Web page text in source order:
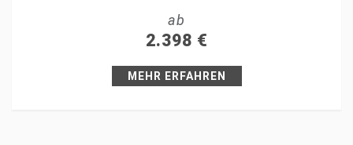
ab
2.398 €
MEHR ERFAHREN